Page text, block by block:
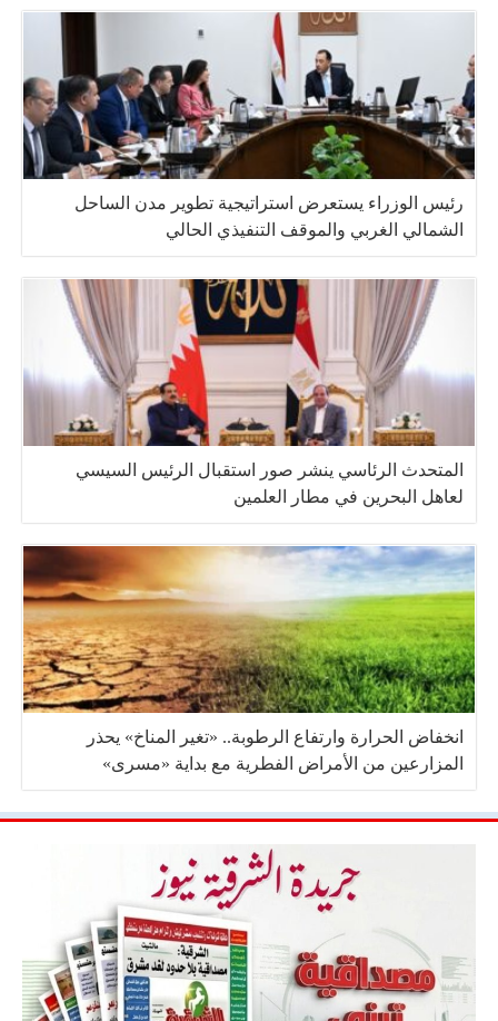
رئيس الوزراء يستعرض استراتيجية تطوير مدن الساحل
الشمالي الغربي والموقف التنفيذي الحالي
المتحدث الرئاسي ينشر صور استقبال الرئيس السيسي
لعاهل البحرين في مطار العلمين
انخفاض الحرارة وارتفاع الرطوبة.. «تغير المناخ» يحذر
المزارعين من الأمراض الفطرية مع بداية «مسرى»